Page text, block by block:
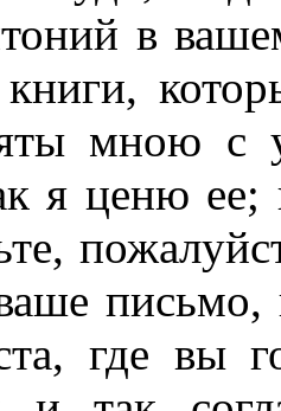
в
мною с
я ценю ее;
где вы